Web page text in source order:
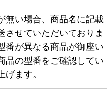
無い場合、商品名に記載
させていただいておりま
番が異なる商品が御座い
品の型番をご確認してい
ます。